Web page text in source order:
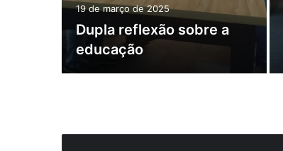
19 de março de 2025
Dupla reflexão sobre a
educação